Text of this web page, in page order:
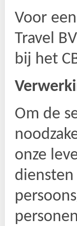
Voor
Travel
bĳ het
Om de
onze